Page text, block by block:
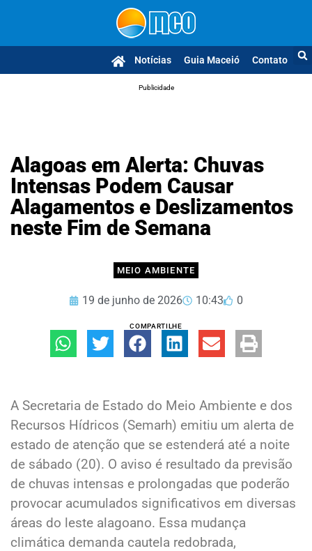
Notícias Guia Maceió Contato
Publicidade
Alagoas em Alerta: Chuvas
Intensas Podem Causar
Alagamentos e Deslizamentos
neste Fim de Semana
MEIO AMBIENTE
19 de junho de 2026 10:43 0
COMPARTILHE
A Secretaria de Estado do Meio Ambiente e dos
Recursos Hídricos (Semarh) emitiu um alerta de
estado de atenção que se estenderá até a noite
de sábado (20). O aviso é resultado da previsão
de chuvas intensas e prolongadas que poderão
provocar acumulados significativos em diversas
áreas do leste alagoano. Essa mudança
climática demanda cautela redobrada,